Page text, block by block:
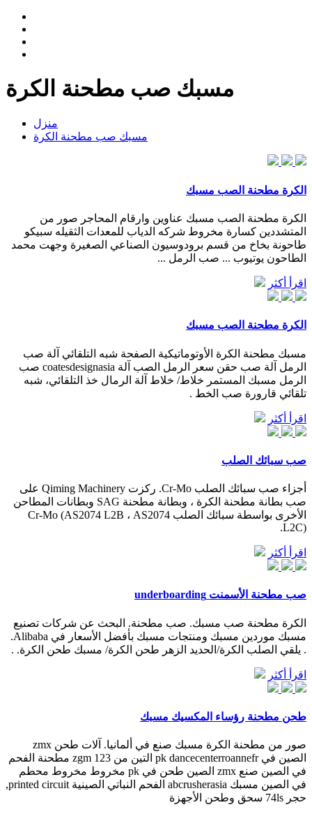
مسبك صب مطحنة الكرة
منزل
مسبك صب مطحنة الكرة
الكرة مطحنة الصب مسبك
الكرة مطحنة الصب مسبك عناوين وارقام المحاجر صور من
المتشددين كسارة مخروط شركه الدياب للمعدات الثقيله سبيكو
طاحونة بخاخ من قسم برودوسيون الصناعي الصغيرة وجهت محمد
الطاحون يوتيوب ... صب الرمل ...
اقرأ أكثر
الكرة مطحنة الصب مسبك
مسبك مطحنة الكرة الأوتوماتيكية الصفحة شبه التلقائي آلة صب
الرمل آلة صب حقن سعر الرمل الصب آلة coatesdesignasia صب
الرمل مسبك المستمر خلاط/ خلاط آلة الرمال خذ التلقائي، شبه
تلقائي قارورة صب الخط .
اقرأ أكثر
صب سبائك الصلب
أجزاء صب سبائك الصلب Cr-Mo. ركزت Qiming Machinery على
صب بطانة مطحنة الكرة ، وبطانة مطحنة SAG وبطانات المطاحن
الأخرى بواسطة سبائك الصلب Cr-Mo (AS2074 L2B ، AS2074
L2C).
اقرأ أكثر
صب مطحنة الأسمنت underboarding
الكرة مطحنة صب مسبك. صب مطحنة. البحث عن شركات تصنيع
مسبك موردين مسبك ومنتجات مسبك بأفضل الأسعار في Alibaba.
. يلقي الصلب الكرة/الحديد الزهر طحن الكرة/ مسبك طحن الكرة. .
اقرأ أكثر
طحن مطحنة رؤساء المكسيك مسبك
صور من مطحنة الكرة مسبك صنع في ألمانيا. آلات طحن zmx
الصين في pk dancecenterroannefr التين من zgm 123 مطحنة الفحم
في الصين صنع zmx الصين طحن في pk مخروط مخروط محطم
في الصين مسبك abcrusherasia الفحم النباتي الصينية printed circuit,
حجر 74ls سحق وطحن الأجهزة